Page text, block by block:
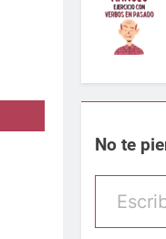
No te
Escribe aquí tu email